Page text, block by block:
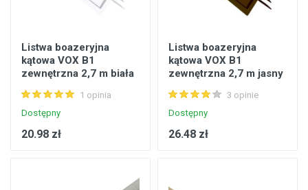
Listwa boazeryjna
kątowa VOX B1
zewnętrzna 2,7 m biała
1 opinia
Dostępny
20.98 zł
Listwa boazeryjna
kątowa VOX B1
zewnętrzna 2,7 m jasny
3 opinie
Dostępny
26.48 zł